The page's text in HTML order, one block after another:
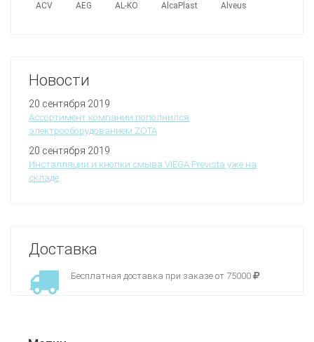
ACV AEG AL-KO AlcaPlast Alveus
Новости
20 сентября 2019
Ассортимент компании пополнился
электрооборудованием ZOTA
20 сентября 2019
Инсталляции и кнопки смыва VIEGA Prevista уже на
складе
Доставка
Бесплатная доставка при заказе от 75000